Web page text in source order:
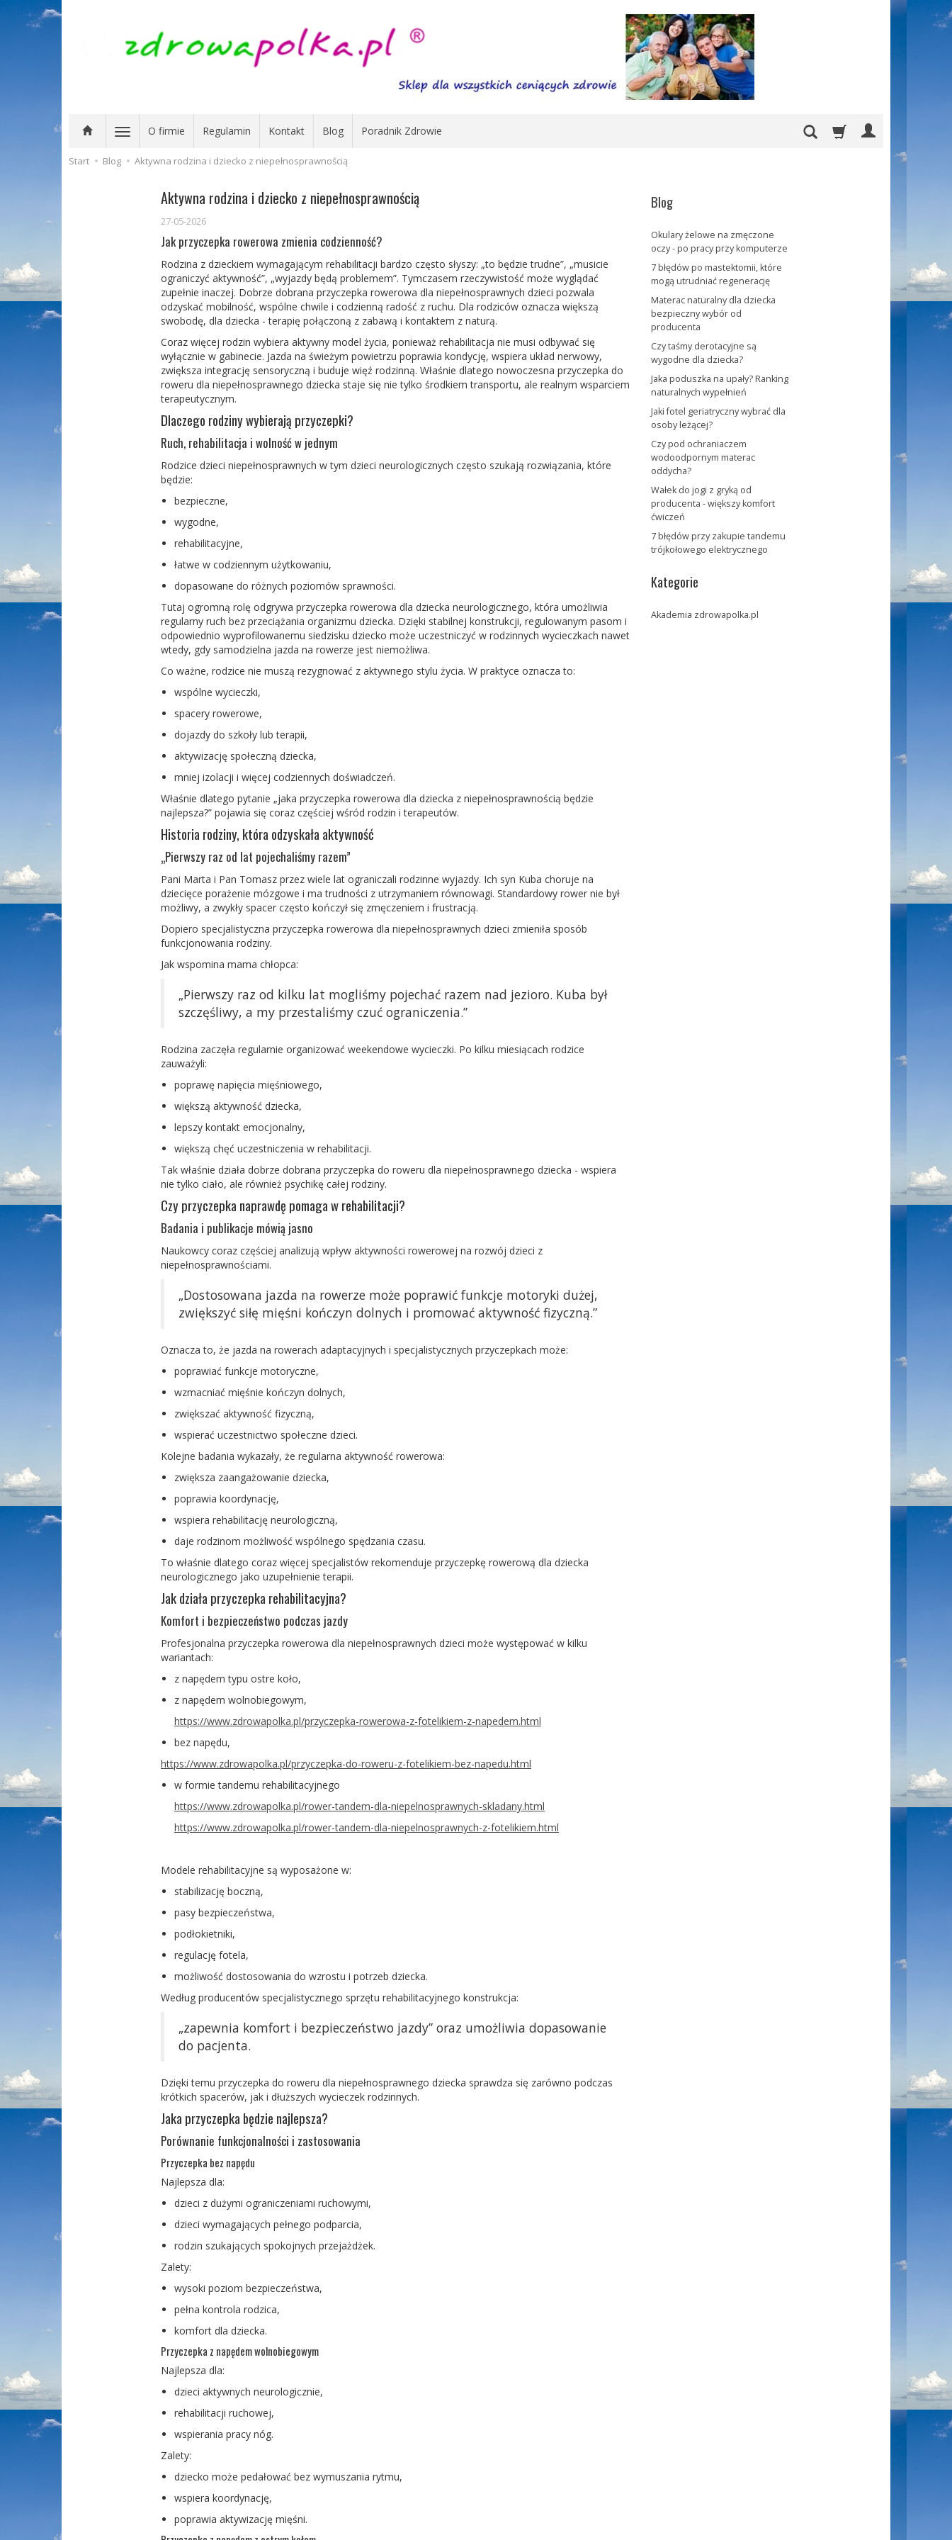
O firmie Regulamin Kontakt Blog Poradnik Zdrowie
Start Blog Aktywna rodzina i dziecko z niepełnosprawnością
Aktywna rodzina i dziecko z niepełnosprawnością
27-05-2026
Jak przyczepka rowerowa zmienia codzienność?
Rodzina z dzieckiem wymagającym rehabilitacji bardzo często słyszy: „to będzie trudne”, „musicie
ograniczyć aktywność”, „wyjazdy będą problemem”. Tymczasem rzeczywistość może wyglądać
zupełnie inaczej. Dobrze dobrana przyczepka rowerowa dla niepełnosprawnych dzieci pozwala
odzyskać mobilność, wspólne chwile i codzienną radość z ruchu. Dla rodziców oznacza większą
swobodę, dla dziecka - terapię połączoną z zabawą i kontaktem z naturą.
Coraz więcej rodzin wybiera aktywny model życia, ponieważ rehabilitacja nie musi odbywać się
wyłącznie w gabinecie. Jazda na świeżym powietrzu poprawia kondycję, wspiera układ nerwowy,
zwiększa integrację sensoryczną i buduje więź rodzinną. Właśnie dlatego nowoczesna przyczepka do
roweru dla niepełnosprawnego dziecka staje się nie tylko środkiem transportu, ale realnym wsparciem
terapeutycznym.
Dlaczego rodziny wybierają przyczepki?
Ruch, rehabilitacja i wolność w jednym
Rodzice dzieci niepełnosprawnych w tym dzieci neurologicznych często szukają rozwiązania, które
będzie:
bezpieczne,
wygodne,
rehabilitacyjne,
łatwe w codziennym użytkowaniu,
dopasowane do różnych poziomów sprawności.
Tutaj ogromną rolę odgrywa przyczepka rowerowa dla dziecka neurologicznego, która umożliwia
regularny ruch bez przeciążania organizmu dziecka. Dzięki stabilnej konstrukcji, regulowanym pasom i
odpowiednio wyprofilowanemu siedzisku dziecko może uczestniczyć w rodzinnych wycieczkach nawet
wtedy, gdy samodzielna jazda na rowerze jest niemożliwa.
Co ważne, rodzice nie muszą rezygnować z aktywnego stylu życia. W praktyce oznacza to:
wspólne wycieczki,
spacery rowerowe,
dojazdy do szkoły lub terapii,
aktywizację społeczną dziecka,
mniej izolacji i więcej codziennych doświadczeń.
Właśnie dlatego pytanie „jaka przyczepka rowerowa dla dziecka z niepełnosprawnością będzie
najlepsza?” pojawia się coraz częściej wśród rodzin i terapeutów.
Historia rodziny, która odzyskała aktywność
„Pierwszy raz od lat pojechaliśmy razem”
Pani Marta i Pan Tomasz przez wiele lat ograniczali rodzinne wyjazdy. Ich syn Kuba choruje na
dziecięce porażenie mózgowe i ma trudności z utrzymaniem równowagi. Standardowy rower nie był
możliwy, a zwykły spacer często kończył się zmęczeniem i frustracją.
Dopiero specjalistyczna przyczepka rowerowa dla niepełnosprawnych dzieci zmieniła sposób
funkcjonowania rodziny.
Jak wspomina mama chłopca:
„Pierwszy raz od kilku lat mogliśmy pojechać razem nad jezioro. Kuba był
szczęśliwy, a my przestaliśmy czuć ograniczenia.”
Rodzina zaczęła regularnie organizować weekendowe wycieczki. Po kilku miesiącach rodzice
zauważyli:
poprawę napięcia mięśniowego,
większą aktywność dziecka,
lepszy kontakt emocjonalny,
większą chęć uczestniczenia w rehabilitacji.
Tak właśnie działa dobrze dobrana przyczepka do roweru dla niepełnosprawnego dziecka - wspiera
nie tylko ciało, ale również psychikę całej rodziny.
Czy przyczepka naprawdę pomaga w rehabilitacji?
Badania i publikacje mówią jasno
Naukowcy coraz częściej analizują wpływ aktywności rowerowej na rozwój dzieci z
niepełnosprawnościami.
„Dostosowana jazda na rowerze może poprawić funkcje motoryki dużej,
zwiększyć siłę mięśni kończyn dolnych i promować aktywność fizyczną.”
Oznacza to, że jazda na rowerach adaptacyjnych i specjalistycznych przyczepkach może:
poprawiać funkcje motoryczne,
wzmacniać mięśnie kończyn dolnych,
zwiększać aktywność fizyczną,
wspierać uczestnictwo społeczne dzieci.
Kolejne badania wykazały, że regularna aktywność rowerowa:
zwiększa zaangażowanie dziecka,
poprawia koordynację,
wspiera rehabilitację neurologiczną,
daje rodzinom możliwość wspólnego spędzania czasu.
To właśnie dlatego coraz więcej specjalistów rekomenduje przyczepkę rowerową dla dziecka
neurologicznego jako uzupełnienie terapii.
Jak działa przyczepka rehabilitacyjna?
Komfort i bezpieczeństwo podczas jazdy
Profesjonalna przyczepka rowerowa dla niepełnosprawnych dzieci może występować w kilku
wariantach:
z napędem typu ostre koło,
z napędem wolnobiegowym,
https://www.zdrowapolka.pl/przyczepka-rowerowa-z-fotelikiem-z-napedem.html
bez napędu,
https://www.zdrowapolka.pl/przyczepka-do-roweru-z-fotelikiem-bez-napedu.html
w formie tandemu rehabilitacyjnego
https://www.zdrowapolka.pl/rower-tandem-dla-niepelnosprawnych-skladany.html
https://www.zdrowapolka.pl/rower-tandem-dla-niepelnosprawnych-z-fotelikiem.html
Modele rehabilitacyjne są wyposażone w:
stabilizację boczną,
pasy bezpieczeństwa,
podłokietniki,
regulację fotela,
możliwość dostosowania do wzrostu i potrzeb dziecka.
Według producentów specjalistycznego sprzętu rehabilitacyjnego konstrukcja:
„zapewnia komfort i bezpieczeństwo jazdy” oraz umożliwia dopasowanie
do pacjenta.
Dzięki temu przyczepka do roweru dla niepełnosprawnego dziecka sprawdza się zarówno podczas
krótkich spacerów, jak i dłuższych wycieczek rodzinnych.
Jaka przyczepka będzie najlepsza?
Porównanie funkcjonalności i zastosowania
Przyczepka bez napędu
Najlepsza dla:
dzieci z dużymi ograniczeniami ruchowymi,
dzieci wymagających pełnego podparcia,
rodzin szukających spokojnych przejażdżek.
Zalety:
wysoki poziom bezpieczeństwa,
pełna kontrola rodzica,
komfort dla dziecka.
Przyczepka z napędem wolnobiegowym
Najlepsza dla:
dzieci aktywnych neurologicznie,
rehabilitacji ruchowej,
wspierania pracy nóg.
Zalety:
dziecko może pedałować bez wymuszania rytmu,
wspiera koordynację,
poprawia aktywizację mięśni.
Blog
Okulary żelowe na zmęczone
oczy - po pracy przy komputerze
7 błędów po mastektomii, które
mogą utrudniać regenerację
Materac naturalny dla dziecka
bezpieczny wybór od
producenta
Czy taśmy derotacyjne są
wygodne dla dziecka?
Jaka poduszka na upały? Ranking
naturalnych wypełnień
Jaki fotel geriatryczny wybrać dla
osoby leżącej?
Czy pod ochraniaczem
wodoodpornym materac
oddycha?
Wałek do jogi z gryką od
producenta - większy komfort
ćwiczeń
7 błędów przy zakupie tandemu
trójkołowego elektrycznego
Kategorie
Akademia zdrowapolka.pl